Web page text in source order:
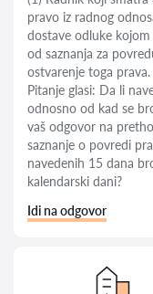
pravo iz radnog
dostave odluke
od saznanja za
ostvarenje toga prava.
Pitanje glasi: Da li
odnosno od kad se
vaš odgovor na
saznanje o povredi
navedenih 15 dana
kalendarski dani?
Idi na odgovor